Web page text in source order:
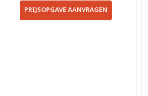
PRIJSOPGAVE AANVRAGEN